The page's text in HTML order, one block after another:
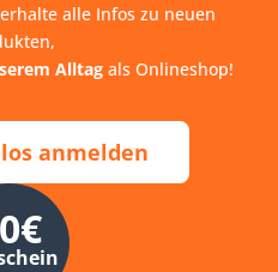
alle Infos zu neuen
Alltagals Onlineshop!
anmelden